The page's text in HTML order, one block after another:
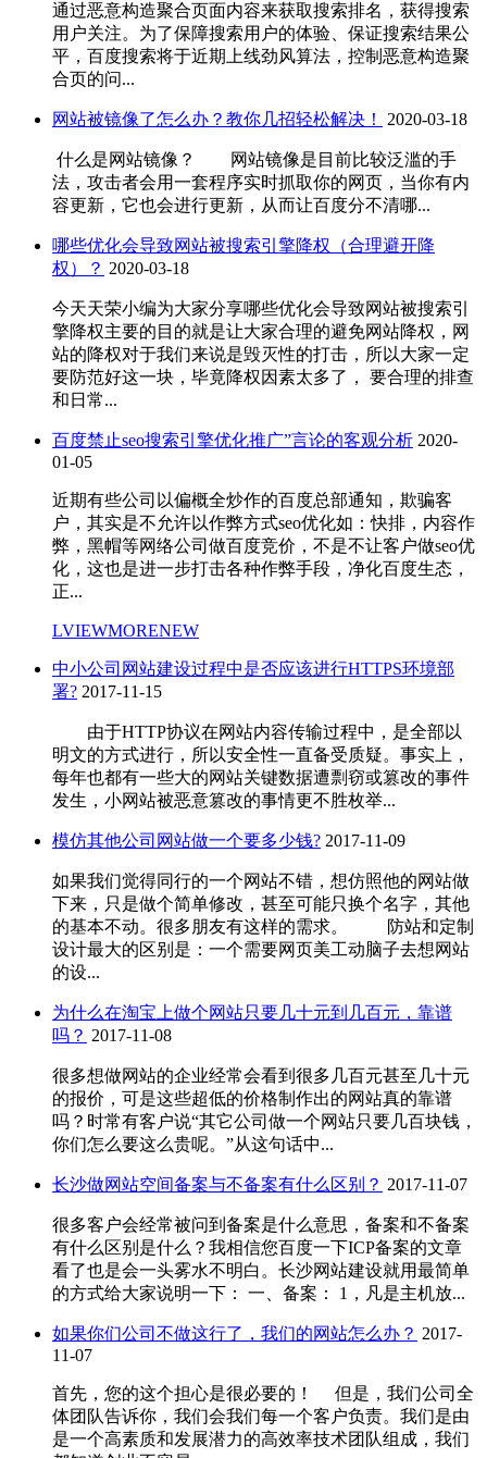
通过恶意构造聚合页面内容来获取搜索排名，获得搜索
用户关注。为了保障搜索用户的体验、保证搜索结果公
平，百度搜索将于近期上线劲风算法，控制恶意构造聚
合页的问...
网站被镜像了怎么办？教你几招轻松解决！ 2020-03-18
什么是网站镜像？ 网站镜像是目前比较泛滥的手
法，攻击者会用一套程序实时抓取你的网页，当你有内
容更新，它也会进行更新，从而让百度分不清哪...
哪些优化会导致网站被搜索引擎降权（合理避开降
权）？ 2020-03-18
今天天荣小编为大家分享哪些优化会导致网站被搜索引
擎降权主要的目的就是让大家合理的避免网站降权，网
站的降权对于我们来说是毁灭性的打击，所以大家一定
要防范好这一块，毕竟降权因素太多了， 要合理的排查
和日常...
百度禁止seo搜索引擎优化推广”言论的客观分析 2020-
01-05
近期有些公司以偏概全炒作的百度总部通知，欺骗客
户，其实是不允许以作弊方式seo优化如：快排，内容作
弊，黑帽等网络公司做百度竞价，不是不让客户做seo优
化，这也是进一步打击各种作弊手段，净化百度生态，
正...
LVIEWMORENEW
中小公司网站建设过程中是否应该进行HTTPS环境部
署? 2017-11-15
由于HTTP协议在网站内容传输过程中，是全部以
明文的方式进行，所以安全性一直备受质疑。事实上，
每年也都有一些大的网站关键数据遭剽窃或篡改的事件
发生，小网站被恶意篡改的事情更不胜枚举...
模仿其他公司网站做一个要多少钱? 2017-11-09
如果我们觉得同行的一个网站不错，想仿照他的网站做
下来，只是做个简单修改，甚至可能只换个名字，其他
的基本不动。很多朋友有这样的需求。 防站和定制
设计最大的区别是：一个需要网页美工动脑子去想网站
的设...
为什么在淘宝上做个网站只要几十元到几百元，靠谱
吗？ 2017-11-08
很多想做网站的企业经常会看到很多几百元甚至几十元
的报价，可是这些超低的价格制作出的网站真的靠谱
吗？时常有客户说“其它公司做一个网站只要几百块钱，
你们怎么要这么贵呢。”从这句话中...
长沙做网站空间备案与不备案有什么区别？ 2017-11-07
很多客户会经常被问到备案是什么意思，备案和不备案
有什么区别是什么？我相信您百度一下ICP备案的文章
看了也是会一头雾水不明白。长沙网站建设就用最简单
的方式给大家说明一下： 一、备案： 1，凡是主机放...
如果你们公司不做这行了，我们的网站怎么办？ 2017-
11-07
首先，您的这个担心是很必要的！ 但是，我们公司全
体团队告诉你，我们会我们每一个客户负责。我们是由
是一个高素质和发展潜力的高效率技术团队组成，我们